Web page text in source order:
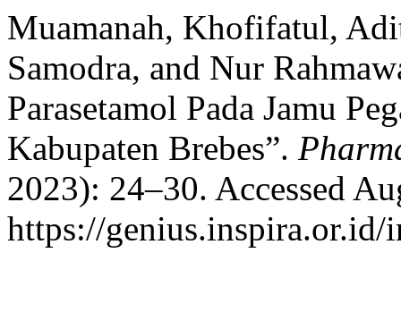
Muamanah, Khofifatul,
Samodra, and Nur
Parasetamol Pada Jamu
Kabupaten Brebes”.
2023): 24–30. Accessed
https://